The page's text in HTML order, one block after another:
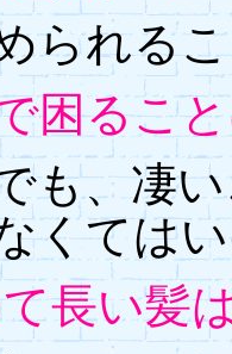
られる
困るこ
も、凄
くては
長い髪